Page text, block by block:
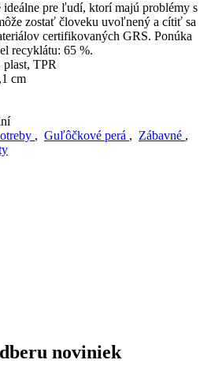
pre ľudí, ktorí majú problémy s
zostať človeku uvoľnený a cítiť sa
certifikovaných GRS. Ponúka
recyklátu: 65 %.
TPR
cm
, Guľôčkové perá , Zábavné ,
noviniek